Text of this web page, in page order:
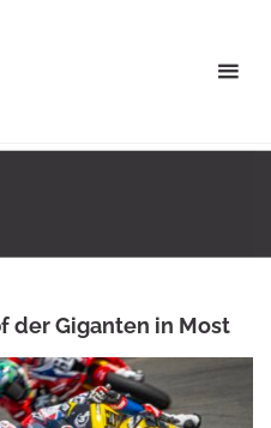
der Giganten in Most